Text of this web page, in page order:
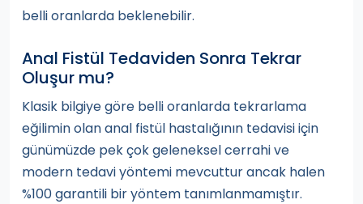
belli oranlarda beklenebilir.
Anal Fistül Tedaviden Sonra Tekrar
Oluşur mu?
Klasik bilgiye göre belli oranlarda tekrarlama
eğilimin olan anal fistül hastalığının tedavisi için
günümüzde pek çok geleneksel cerrahi ve
modern tedavi yöntemi mevcuttur ancak halen
%100 garantili bir yöntem tanımlanmamıştır.